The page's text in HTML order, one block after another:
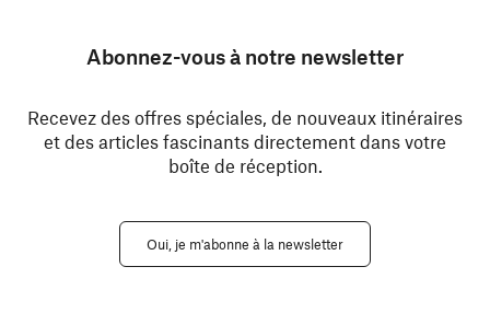
Abonnez-vous à notre newsletter
Recevez des offres spéciales, de nouveaux itinéraires
et des articles fascinants directement dans votre
boîte de réception.
Oui, je m'abonne à la newsletter